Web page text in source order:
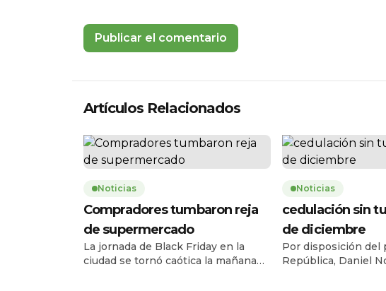
Artículos Relacionados
Noticias
Compradores tumbaron reja
de supermercado
La jornada de Black Friday en la
ciudad se tornó caótica la mañana
Noticias
cedulación sin
de diciembre
Por disposición del
República, Daniel